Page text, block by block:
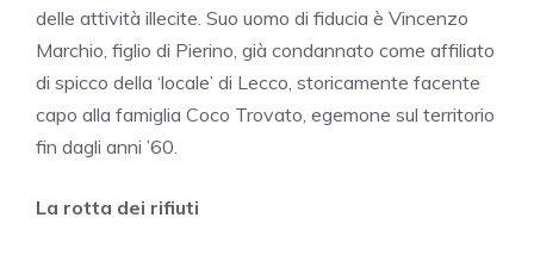
delle attività illecite. Suo uomo di fiducia è Vincenzo
Marchio, figlio di Pierino, già condannato come affiliato
di spicco della ‘locale’ di Lecco, storicamente facente
capo alla famiglia Coco Trovato, egemone sul territorio
fin dagli anni ’60.
La rotta dei rifiuti